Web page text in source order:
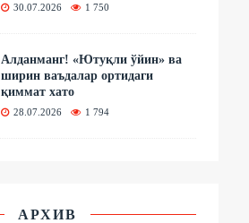
30.07.2026 1 750
Алданманг! «Ютуқли ўйин» ва
ширин ваъдалар ортидаги
қиммат хато
28.07.2026 1 794
АРХИВ